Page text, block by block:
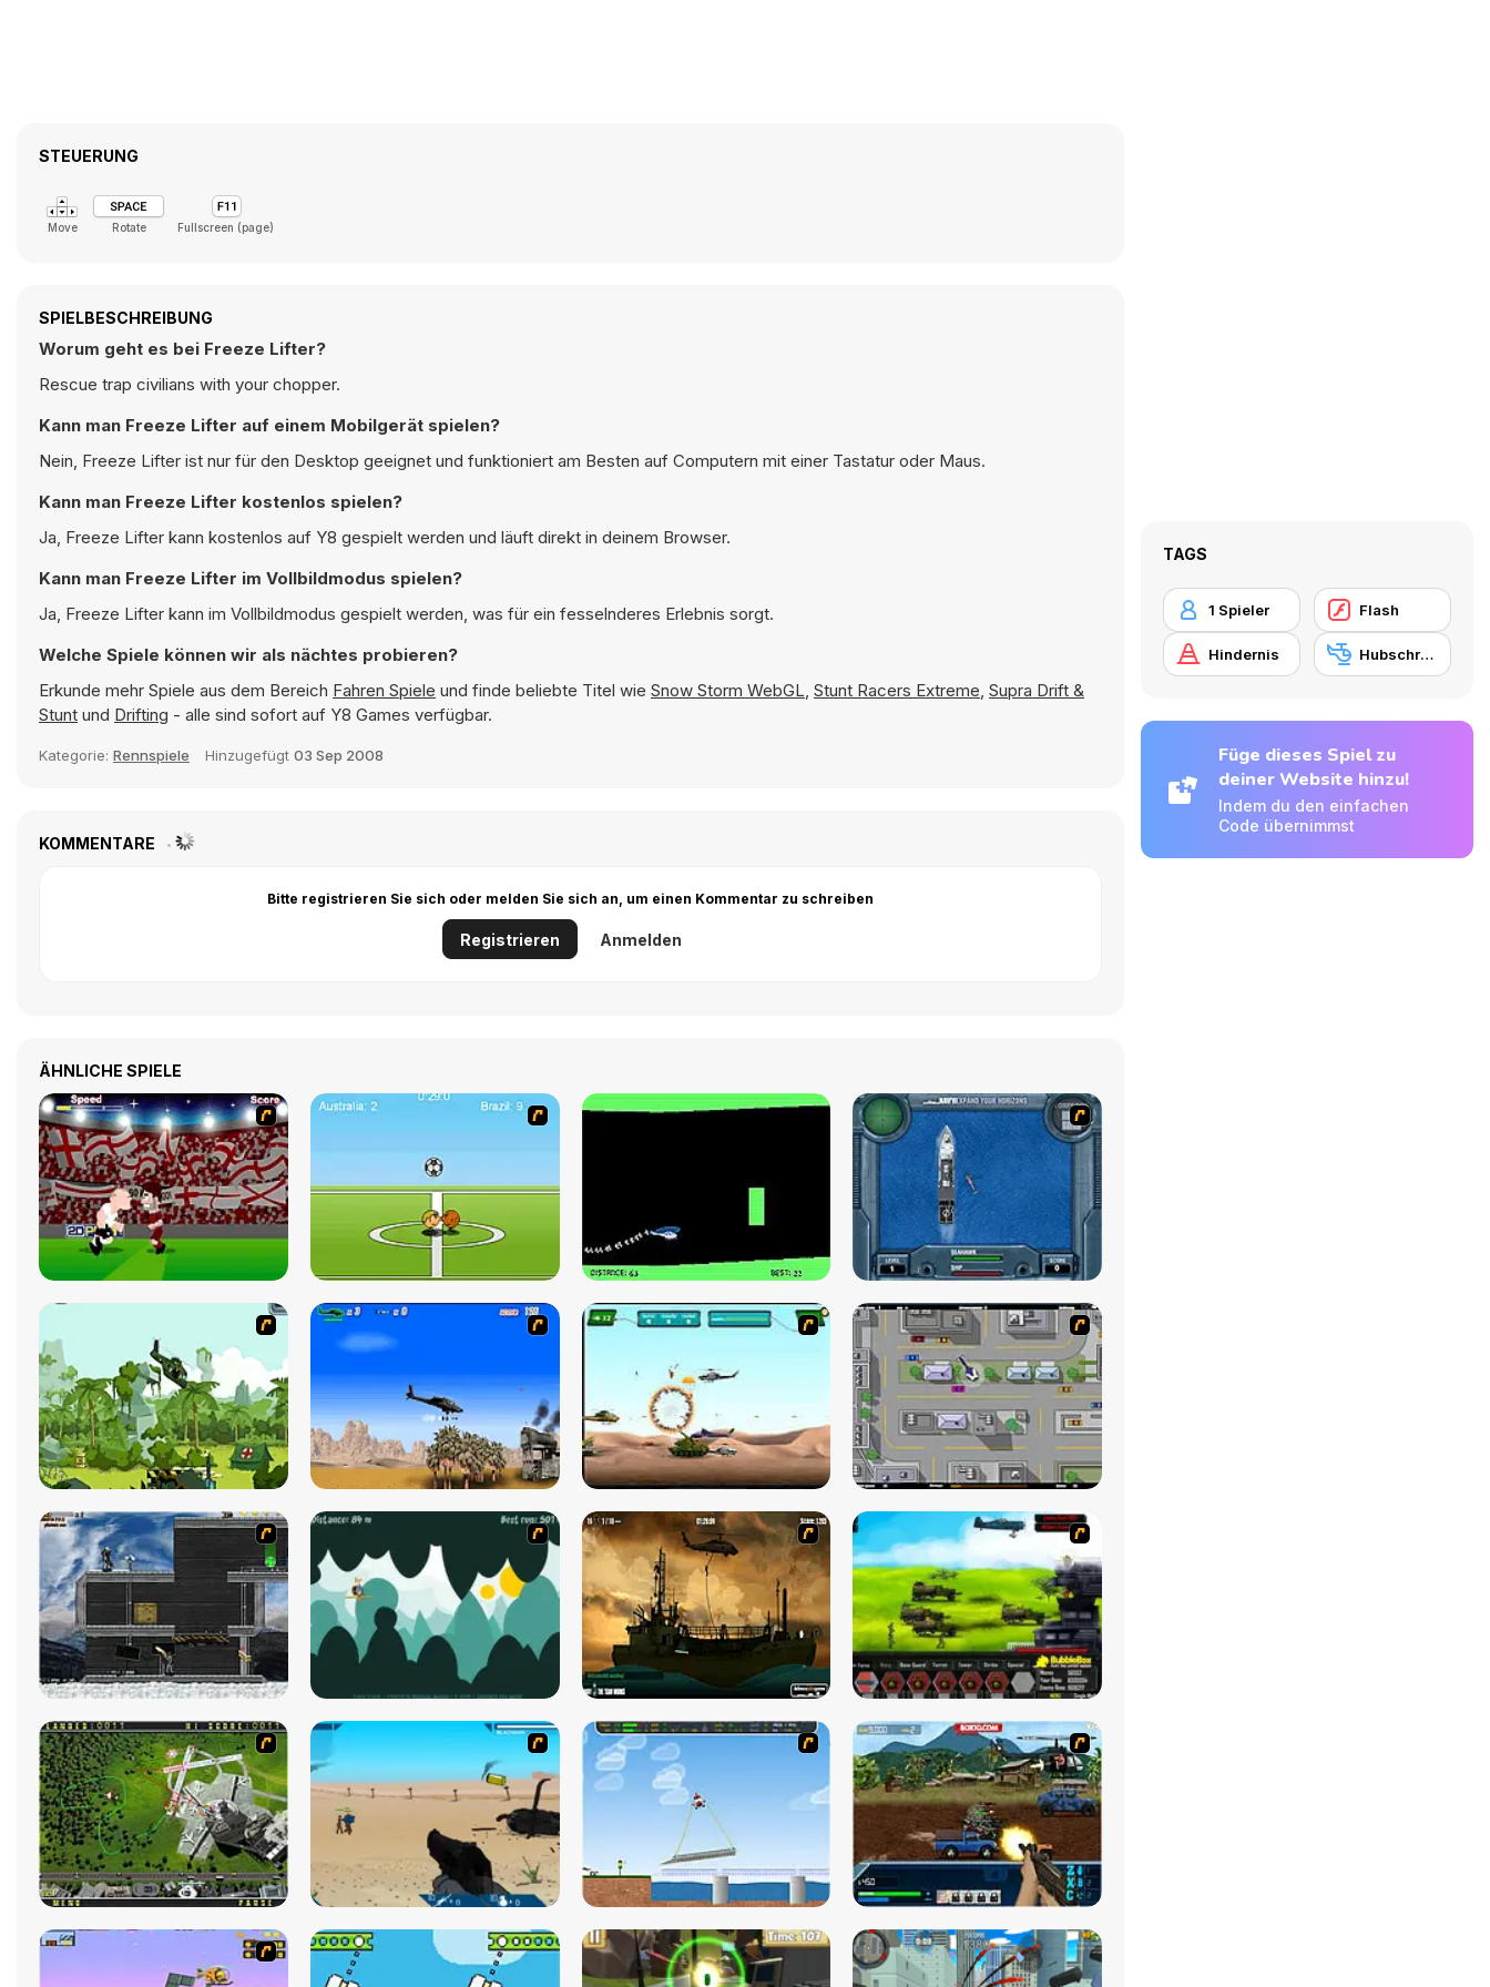
STEUERUNG
Move Rotate Fullscreen (page)
SPIELBESCHREIBUNG
Worum geht es bei Freeze Lifter?
Rescue trap civilians with your chopper.
Kann man Freeze Lifter auf einem Mobilgerät spielen?
Nein, Freeze Lifter ist nur für den Desktop geeignet und funktioniert am Besten auf Computern mit einer Tastatur oder Maus.
Kann man Freeze Lifter kostenlos spielen?
Ja, Freeze Lifter kann kostenlos auf Y8 gespielt werden und läuft direkt in deinem Browser.
Kann man Freeze Lifter im Vollbildmodus spielen?
Ja, Freeze Lifter kann im Vollbildmodus gespielt werden, was für ein fesselnderes Erlebnis sorgt.
Welche Spiele können wir als nächtes probieren?
Erkunde mehr Spiele aus dem Bereich Fahren Spiele und finde beliebte Titel wie Snow Storm WebGL, Stunt Racers Extreme, Supra Drift &
Stunt und Drifting - alle sind sofort auf Y8 Games verfügbar.
Kategorie: Rennspiele Hinzugefügt 03 Sep 2008
KOMMENTARE
Bitte registrieren Sie sich oder melden Sie sich an, um einen Kommentar zu schreiben
Registrieren Anmelden
ÄHNLICHE SPIELE
TAGS
1 Spieler Flash
Hindernis Hubschrauber
Füge dieses Spiel zu
deiner Website hinzu!
Indem du den einfachen
Code übernimmst